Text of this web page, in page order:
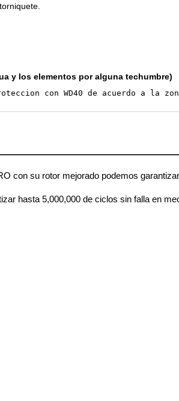
y los elementos por alguna techumbre)
con WD40 de acuerdo a la
con su rotor mejorado podemos
hasta 5,000,000 de ciclos sin falla en